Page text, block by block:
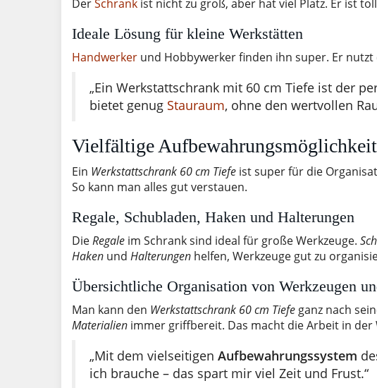
DerSchrank ist nicht zu groß, aber hat viel Platz. Er ist
Ideale Lösung für kleine Werkstätten
Handwerker und Hobbywerker finden ihn super. Er
„Ein Werkstattschrank mit 60 cm Tiefe ist der
bietet genug Stauraum, ohne den wertvollen
Vielfältige
Ein Werkstattschrank 60 cm Tiefe ist super für die
So kann man alles gut verstauen.
Regale, Schubladen, Haken und Halterungen
DieRegale im Schrank sind ideal für große Werkzeuge.
Haken und Halterungen helfen, Werkzeuge gut zu
Übersichtliche Organisation von Werkzeugen
Man kann den Werkstattschrank 60 cm Tiefe ganz nach
Materialien immer griffbereit. Das macht die Arbeit in der
„Mit dem vielseitigen Aufbewahrungssystem
ich brauche – das spart mir viel Zeit und Frust.“